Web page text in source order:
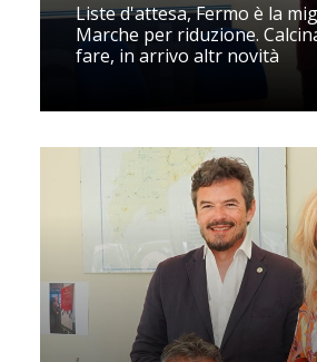
Liste d'attesa, Fermo è la
Marche per riduzione.
fare, in arrivo altr novità